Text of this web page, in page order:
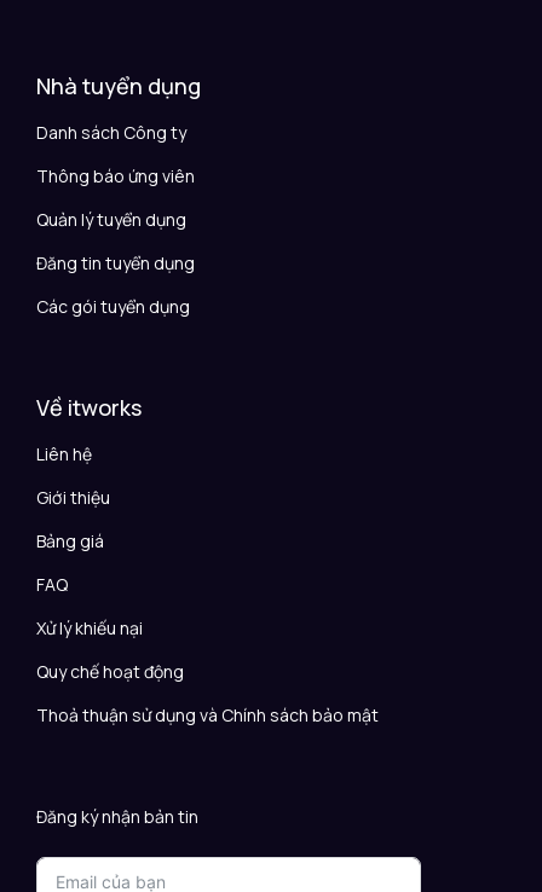
Nhà tuyển dụng
Danh sách Công ty
Thông báo ứng viên
Quản lý tuyển dụng
Đăng tin tuyển dụng
Các gói tuyển dụng
Về itworks
Liên hệ
Giới thiệu
Bảng giá
FAQ
Xử lý khiếu nại
Quy chế hoạt động
Thoả thuận sử dụng và Chính sách bảo mật
Đăng ký nhận bản tin